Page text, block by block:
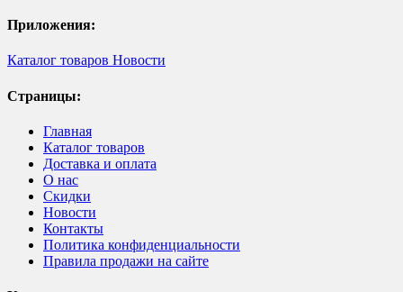
Приложения:
Каталог товаров Новости
Страницы:
Главная
Каталог товаров
Доставка и оплата
О нас
Скидки
Новости
Контакты
Политика конфиденциальности
Правила продажи на сайте